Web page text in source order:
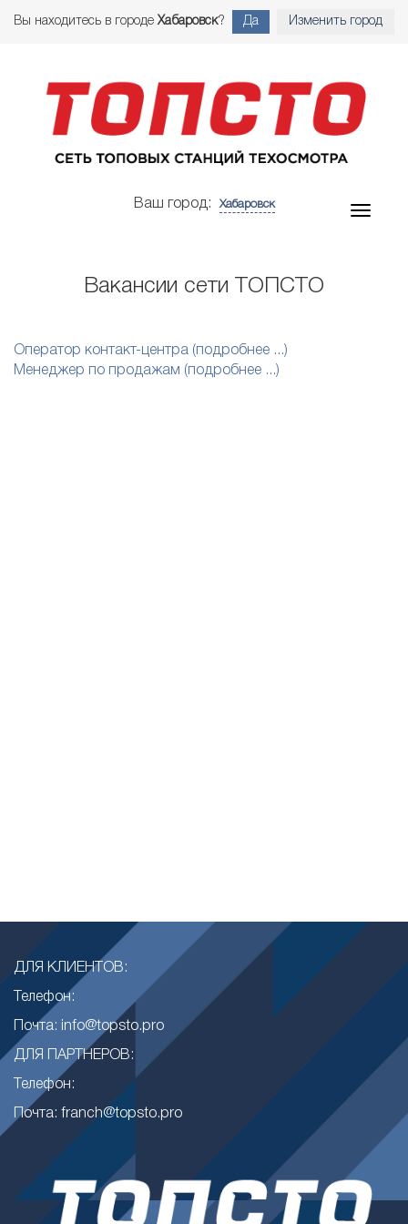
Вы находитесь в городеХабаровск? Да Изменить город
Ваш город: Хабаровск
Вакансии сети ТОПСТО
Оператор контакт-центра (подробнее ...)
Менеджер по продажам (подробнее ...)
ДЛЯ КЛИЕНТОВ:
Телефон:
Почта: info@topsto.pro
ДЛЯ ПАРТНЕРОВ:
Телефон:
Почта: franch@topsto.pro